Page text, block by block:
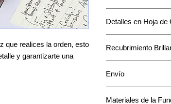
que realices la orden, esto
y garantizarte una
intensidad y
mantendrá en base
Detalles en Hoja de
acentos en hoja de
único a tu funda.
Recubrimiento
pintura.
Envío
pintará
Materiales de la